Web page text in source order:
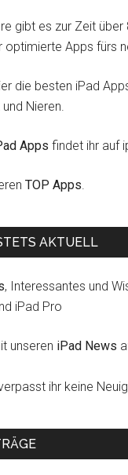
gibt es zur Zeit
optimierte Apps fürs
die besten iPad
Nieren.
Apps findet ihr auf
TOP Apps.
AKTUELL
, Interessantes und
iPad Pro
unseren iPad News
ihr keine